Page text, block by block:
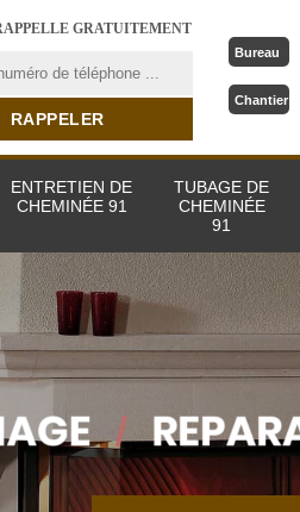
GRATUITEMENT
Bureau
Chantier
ENTRETIEN DE
CHEMINÉE 91
TUBAGE DE
CHEMINÉE
91